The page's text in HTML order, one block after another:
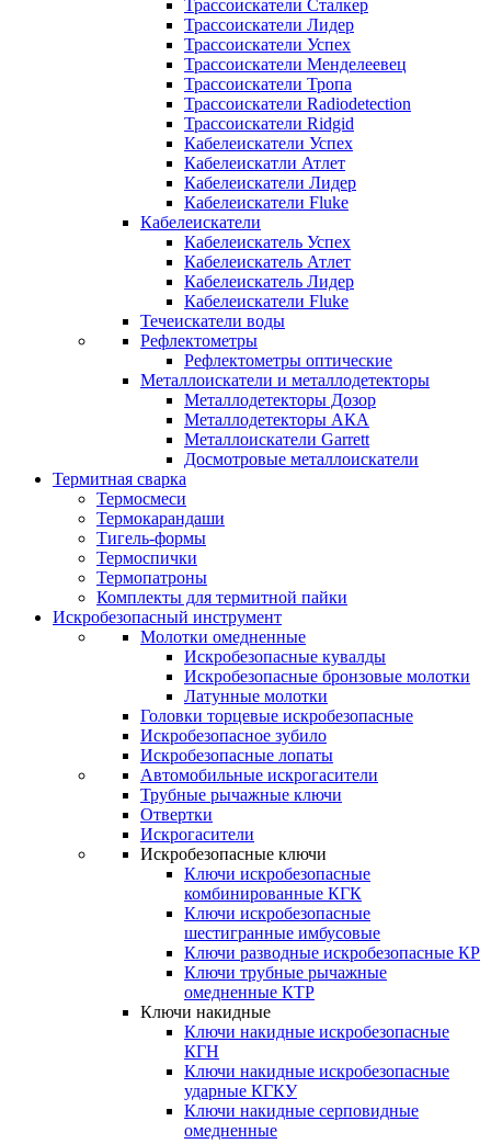
Трассоискатели Сталкер
Трассоискатели Лидер
Трассоискатели Успех
Трассоискатели Менделеевец
Трассоискатели Тропа
Трассоискатели Radiodetection
Трассоискатели Ridgid
Кабелеискатели Успех
Кабелеискатли Атлет
Кабелеискатели Лидер
Кабелеискатели Fluke
Кабелеискатели
Кабелеискатель Успех
Кабелеискатель Атлет
Кабелеискатель Лидер
Кабелеискатели Fluke
Течеискатели воды
Рефлектометры
Рефлектометры оптические
Металлоискатели и металлодетекторы
Металлодетекторы Дозор
Металлодетекторы АКА
Металлоискатели Garrett
Досмотровые металлоискатели
Термитная сварка
Термосмеси
Термокарандаши
Тигель-формы
Термоспички
Термопатроны
Комплекты для термитной пайки
Искробезопасный инструмент
Молотки омедненные
Искробезопасные кувалды
Искробезопасные бронзовые молотки
Латунные молотки
Головки торцевые искробезопасные
Искробезопасное зубило
Искробезопасные лопаты
Автомобильные искрогасители
Трубные рычажные ключи
Отвертки
Искрогасители
Искробезопасные ключи
Ключи искробезопасные
комбинированные КГК
Ключи искробезопасные
шестигранные имбусовые
Ключи разводные искробезопасные КР
Ключи трубные рычажные
омедненные КТР
Ключи накидные
Ключи накидные искробезопасные
КГН
Ключи накидные искробезопасные
ударные КГКУ
Ключи накидные серповидные
омедненные